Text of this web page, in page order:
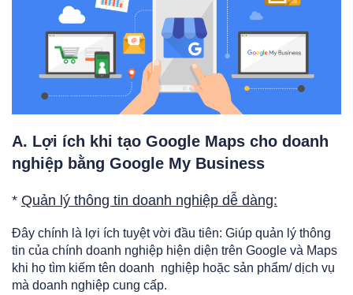
A. Lợi ích khi tạo Google Maps cho doanh
nghiệp bằng Google My Business
* Quản lý thông tin doanh nghiệp dễ dàng:
Đây chính là lợi ích tuyệt vời đầu tiên: Giúp quản lý thông
tin của chính doanh nghiệp hiện diện trên Google và Maps
khi họ tìm kiếm tên doanh nghiệp hoặc sản phẩm/ dịch vụ
mà doanh nghiệp cung cấp.